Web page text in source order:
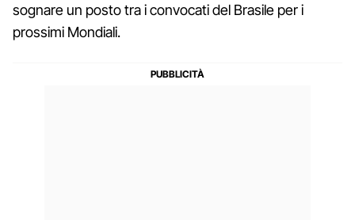
sognare un posto tra i convocati del Brasile per i
prossimi Mondiali.